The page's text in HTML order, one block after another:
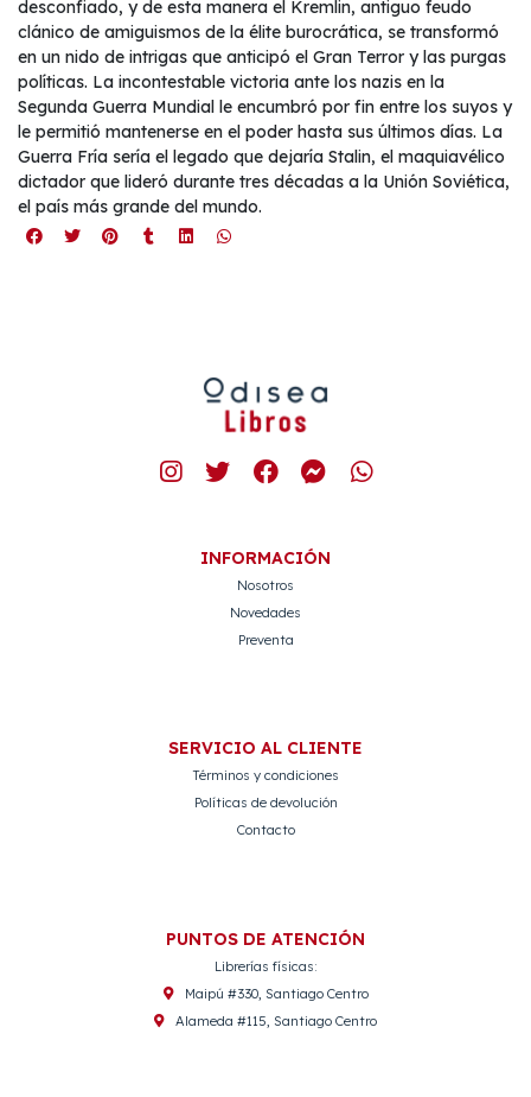
desconfiado, y de esta manera el Kremlin, antiguo feudo
clánico de amiguismos de la élite burocrática, se transformó
en un nido de intrigas que anticipó el Gran Terror y las purgas
políticas. La incontestable victoria ante los nazis en la
Segunda Guerra Mundial le encumbró por fin entre los suyos y
le permitió mantenerse en el poder hasta sus últimos días. La
Guerra Fría sería el legado que dejaría Stalin, el maquiavélico
dictador que lideró durante tres décadas a la Unión Soviética,
el país más grande del mundo.
INFORMACIÓN
Nosotros
Novedades
Preventa
SERVICIO AL CLIENTE
Términos y condiciones
Políticas de devolución
Contacto
PUNTOS DE ATENCIÓN
Librerías físicas:
Maipú #330, Santiago Centro
Alameda #115, Santiago Centro